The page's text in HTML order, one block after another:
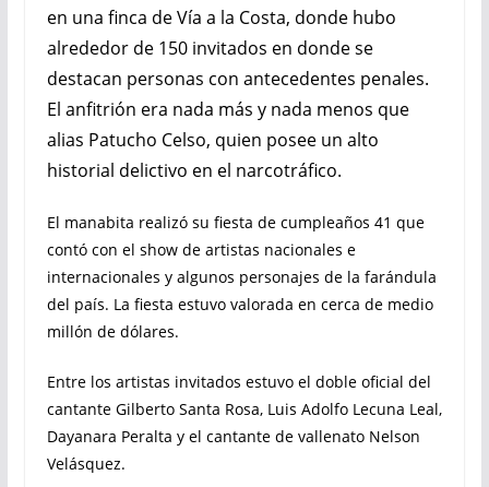
en una finca de Vía a la Costa, donde hubo
alrededor de 150 invitados en donde se
destacan personas con antecedentes penales.
El anfitrión era nada más y nada menos que
alias Patucho Celso, quien posee un alto
historial delictivo en el narcotráfico.
El manabita realizó su fiesta de cumpleaños 41 que
contó con el show de artistas nacionales e
internacionales y algunos personajes de la farándula
del país. La fiesta estuvo valorada en cerca de medio
millón de dólares.
Entre los artistas invitados estuvo el doble oficial del
cantante Gilberto Santa Rosa, Luis Adolfo Lecuna Leal,
Dayanara Peralta y el cantante de vallenato Nelson
Velásquez.